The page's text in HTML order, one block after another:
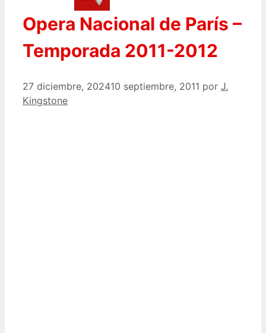
Opera Nacional de París –
Temporada 2011-2012
27 diciembre, 202410 septiembre, 2011 por J.
Kingstone